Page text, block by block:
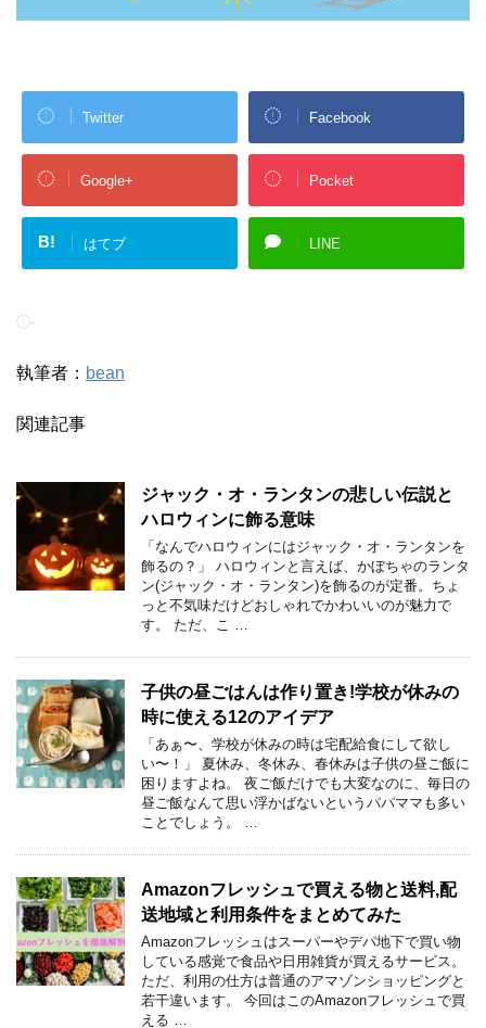
Twitter Facebook
Google+ Pocket
B! はてブ LINE
-
執筆者： bean
関連記事
ジャック・オ・ランタンの悲しい伝説と
ハロウィンに飾る意味
「なんでハロウィンにはジャック・オ・ランタンを
飾るの？」 ハロウィンと言えば、かぼちゃのランタ
ン(ジャック・オ・ランタン)を飾るのが定番。ちょ
っと不気味だけどおしゃれでかわいいのが魅力で
す。 ただ、こ …
子供の昼ごはんは作り置き!学校が休みの
時に使える12のアイデア
「あぁ〜、学校が休みの時は宅配給食にして欲し
い〜！」 夏休み、冬休み、春休みは子供の昼ご飯に
困りますよね。 夜ご飯だけでも大変なのに、毎日の
昼ご飯なんて思い浮かばないというパパママも多い
ことでしょう。 …
Amazonフレッシュで買える物と送料,配
送地域と利用条件をまとめてみた
Amazonフレッシュはスーパーやデパ地下で買い物
している感覚で食品や日用雑貨が買えるサービス。
ただ、利用の仕方は普通のアマゾンショッピングと
若干違います。 今回はこのAmazonフレッシュで買
える …